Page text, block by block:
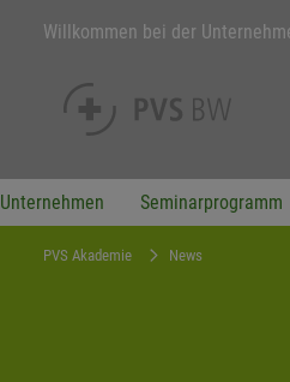
Willkommen bei der
Unternehmen Seminarprogramm
PVS Akademie News